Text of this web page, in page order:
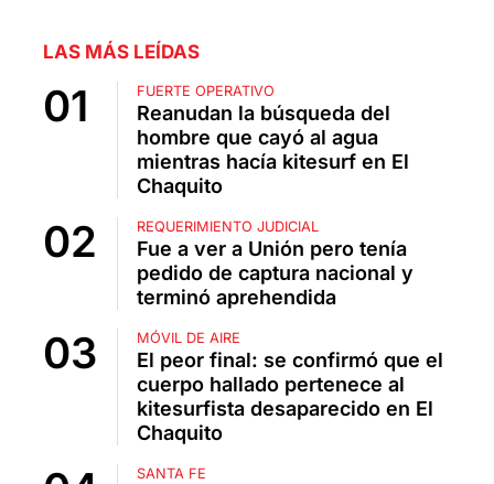
LAS MÁS LEÍDAS
FUERTE OPERATIVO
Reanudan la búsqueda del
hombre que cayó al agua
mientras hacía kitesurf en El
Chaquito
REQUERIMIENTO JUDICIAL
Fue a ver a Unión pero tenía
pedido de captura nacional y
terminó aprehendida
MÓVIL DE AIRE
El peor final: se confirmó que el
cuerpo hallado pertenece al
kitesurfista desaparecido en El
Chaquito
SANTA FE